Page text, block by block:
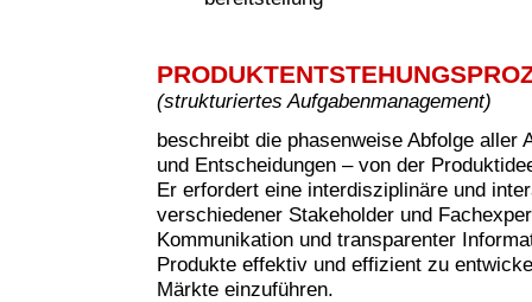
(strukturiertes Aufgabenmanagement)
beschreibt die phasenweise Abfolge aller
und Entscheidungen – von der
Er erfordert eine interdisziplinäre und
verschiedener Stakeholder und
Kommunikation und transparenter
Produkte effektiv und effizient zu
Märkte einzuführen.